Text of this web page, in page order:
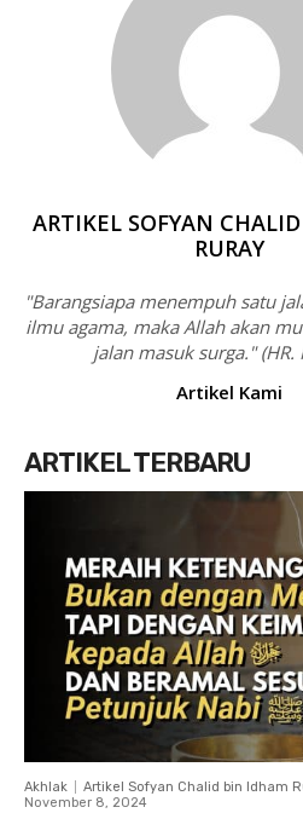
ARTIKEL SOFYAN
RURAY
"Barangsiapa menempuh satu
ilmu agama, maka Allah akan
jalan masuk surga." (HR.
Artikel Kami
ARTIKEL TERBARU
Akhlak Artikel Sofyan Chalid bin Idham
November 8, 2024